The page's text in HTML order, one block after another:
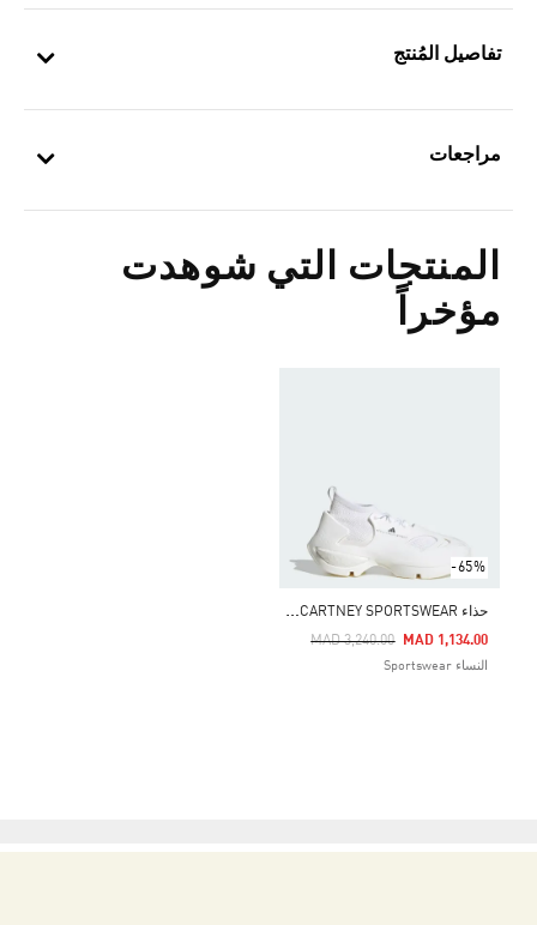
تفاصيل المُنتج
مراجعات
المنتجات التي شوهدت
مؤخراً
-65%
ح
ذاء ADIDAS BY STELLA MCCARTNEY SPORTSWEAR
Price Reduced From
MAD 3,240.00
To MAD 1,134.00
النساء Sportswear